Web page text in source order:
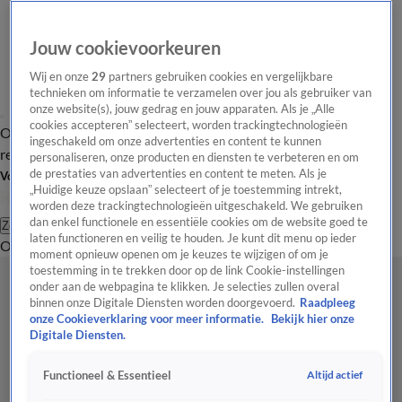
Overzicht Laatste nieuws Regionieuws Het beste van Hart
Tip de
redactie
Volg Hart van Nederland
Zoeken
OverzichtRegioUitzendingenWeerTip de redactiePanelVideo's
Jouw cookievoorkeuren
Wij en onze29 partners gebruiken cookies en vergelijkbare
technieken om informatie te verzamelen over jou als gebruiker van
onze website(s), jouw gedrag en jouw apparaten. Als je „Alle
cookies accepteren” selecteert, worden trackingtechnologieën
ingeschakeld om onze advertenties en content te kunnen
personaliseren, onze producten en diensten te verbeteren en om
de prestaties van advertenties en content te meten. Als je
„Huidige keuze opslaan” selecteert of je toestemming intrekt,
worden deze trackingtechnologieën uitgeschakeld. We gebruiken
dan enkel functionele en essentiële cookies om de website goed te
laten functioneren en veilig te houden. Je kunt dit menu op ieder
moment opnieuw openen om je keuzes te wijzigen of om je
toestemming in te trekken door op de link Cookie-instellingen
onder aan de webpagina te klikken. Je selecties zullen overal
binnen onze Digitale Diensten worden doorgevoerd. Raadpleeg
onze Cookieverklaring voor meer informatie.
Bekijk hier onze
Digitale Diensten.
Functioneel & Essentieel Altijd actief